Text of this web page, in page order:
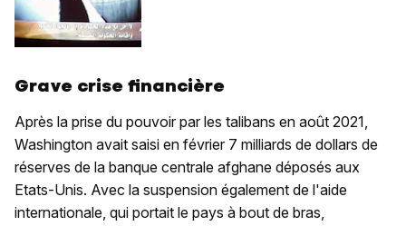
Grave crise financière
Après la prise du pouvoir par les talibans en août 2021,
Washington avait saisi en février 7 milliards de dollars de
réserves de la banque centrale afghane déposés aux
Etats-Unis. Avec la suspension également de l'aide
internationale, qui portait le pays à bout de bras,